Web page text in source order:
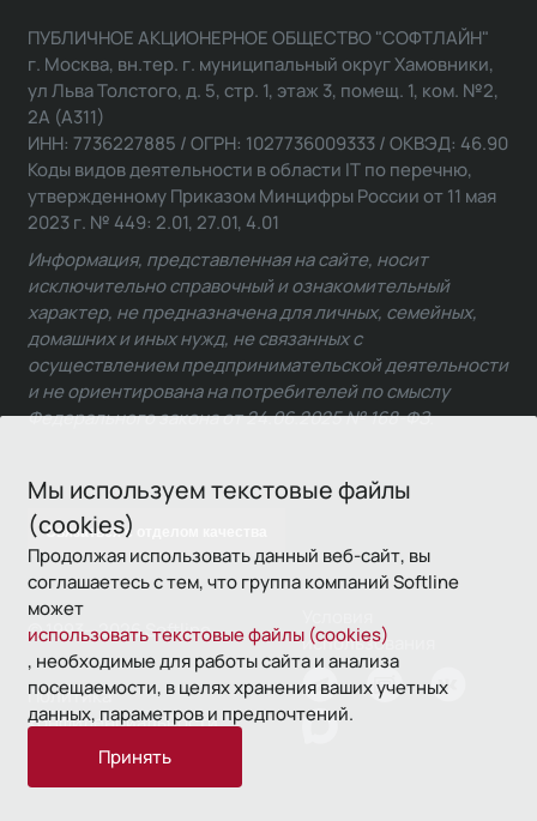
Мы используем текстовые файлы
(cookies)
Продолжая использовать данный веб-сайт, вы
соглашаетесь с тем, что группа компаний Softline
может
использовать текстовые файлы (cookies)
, необходимые для работы сайта и анализа
посещаемости, в целях хранения ваших учетных
данных, параметров и предпочтений.
Принять
Связаться с отделом качества
ПУБЛИЧНОЕ АКЦИОНЕРНОЕ ОБЩЕСТВО "СОФТЛАЙН"
г. Москва, вн.тер. г. муниципальный округ Хамовники,
ул Льва Толстого, д. 5, стр. 1, этаж 3, помещ. 1, ком. №2,
2А (А311)
ИНН: 7736227885 / ОГРН: 1027736009333 / ОКВЭД: 46.90
Коды видов деятельности в области IT по перечню,
утвержденному Приказом Минцифры России от 11 мая
2023 г. № 449: 2.01, 27.01, 4.01
Информация, представленная на сайте, носит
исключительно справочный и ознакомительный
характер, не предназначена для личных, семейных,
домашних и иных нужд, не связанных с
осуществлением предпринимательской деятельности
и не ориентирована на потребителей по смыслу
Федерального закона от 24.06.2025 № 168-ФЗ.
© 1993—2026 Softline
использования
Политика
конфиденциальности